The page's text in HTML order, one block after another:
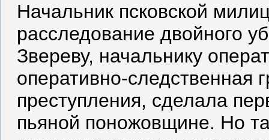
Начальник псковской
расследование двойного
Звереву, начальнику
оперативно-следственная
преступления, сделала
пьяной поножовщине. Но